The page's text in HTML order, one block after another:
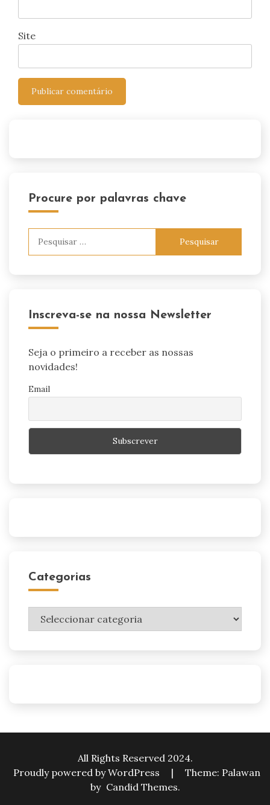
Site
Procure por palavras chave
Inscreva-se na nossa Newsletter
Seja o primeiro a receber as nossas
novidades!
Email
Categorias
Categorias
All Rights Reserved 2024.
Proudly powered by WordPress
|
Theme: Palawan
by Candid Themes.